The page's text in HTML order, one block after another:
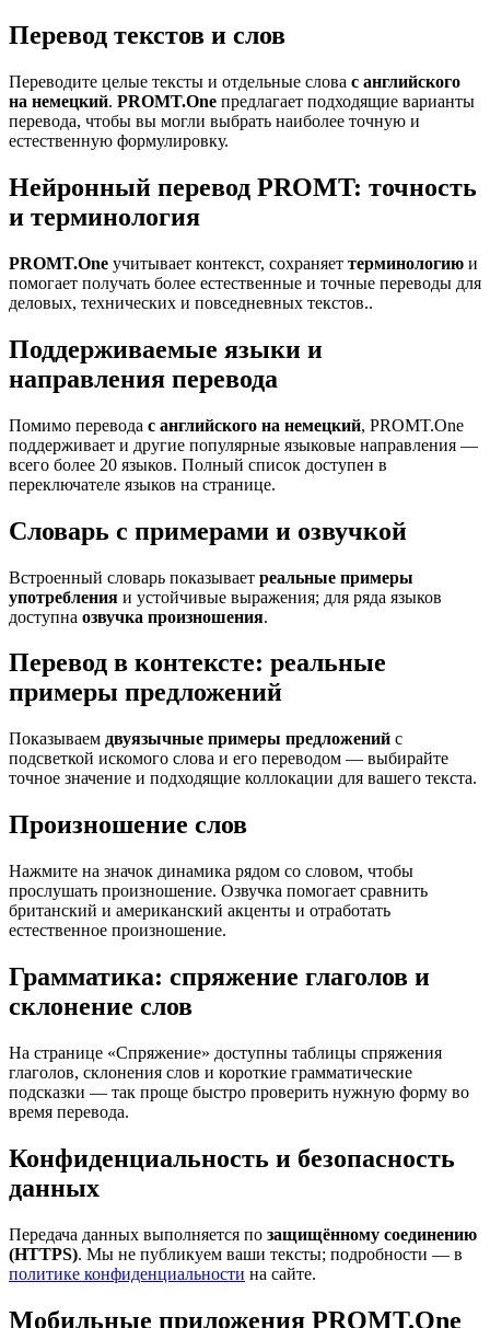
Перевод текстов и слов
Переводите целые тексты и отдельные слова с английского
на немецкий. PROMT.One предлагает подходящие варианты
перевода, чтобы вы могли выбрать наиболее точную и
естественную формулировку.
Нейронный перевод PROMT: точность
и терминология
PROMT.One учитывает контекст, сохраняет терминологию и
помогает получать более естественные и точные переводы для
деловых, технических и повседневных текстов..
Поддерживаемые языки и
направления перевода
Помимо перевода с английского на немецкий, PROMT.One
поддерживает и другие популярные языковые направления —
всего более 20 языков. Полный список доступен в
переключателе языков на странице.
Словарь с примерами и озвучкой
Встроенный словарь показывает реальные примеры
употребления и устойчивые выражения; для ряда языков
доступна озвучка произношения.
Перевод в контексте: реальные
примеры предложений
Показываем двуязычные примеры предложений с
подсветкой искомого слова и его переводом — выбирайте
точное значение и подходящие коллокации для вашего текста.
Произношение слов
Нажмите на значок динамика рядом со словом, чтобы
прослушать произношение. Озвучка помогает сравнить
британский и американский акценты и отработать
естественное произношение.
Грамматика: спряжение глаголов и
склонение слов
На странице «Спряжение» доступны таблицы спряжения
глаголов, склонения слов и короткие грамматические
подсказки — так проще быстро проверить нужную форму во
время перевода.
Конфиденциальность и безопасность
данных
Передача данных выполняется по защищённому соединению
(HTTPS). Мы не публикуем ваши тексты; подробности — в
политике конфиденциальности на сайте.
Мобильные приложения PROMT.One